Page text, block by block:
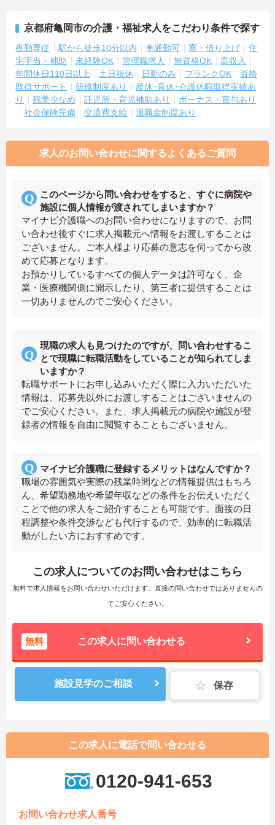
京都府亀岡市の介護・福祉求人をこだわり条件で探す
夜勤専従 駅から徒歩10分以内 車通勤可 寮・借り上げ
住
宅手当・補助
未経験OK 管理職求人 無資格OK
高収入
年間休日110日以上
土日祝休 日勤のみ ブランクOK
資格
取得サポート
研修制度あり
産休･育休･介護休暇取得実績あ
り
残業少なめ 託児所・育児補助あり
ボーナス・賞与あり
社会保険完備
交通費支給 退職金制度あり
求人のお問い合わせに関するよくあるご質問
このページから問い合わせをすると、すぐに病院や
施設に個人情報が渡されてしまいますか？
マイナビ介護職へのお問い合わせになりますので、お問
い合わせ後すぐに求人掲載元へ情報をお渡しすることは
ございません。ご本人様より応募の意志を伺ってから改
めて応募となります。
お預かりしているすべての個人データは許可なく、企
業・医療機関側に開示したり、第三者に提供することは
一切ありませんのでご安心ください。
現職の求人も見つけたのですが、問い合わせするこ
とで現職に転職活動をしていることが知られてしま
いますか？
転職サポートにお申し込みいただく際に入力いただいた
情報は、応募先以外にお渡しすることはございませんの
でご安心ください。また、求人掲載元の病院や施設が登
録者の情報を自由に閲覧することもございません。
マイナビ介護職に登録するメリットはなんですか？
職場の雰囲気や実際の残業時間などの情報提供はもちろ
ん、希望勤務地や希望年収などの条件をお伝えいただく
ことで他の求人をご紹介することも可能です。面接の日
程調整や条件交渉なども代行するので、効率的に転職活
動がしたい方におすすめです。
この求人についてのお問い合わせはこちら
無料で求人情報をお問い合わせいただけます。直接の問い合わせではありませんの
でご安心ください。
無料 この求人に問い合わせる
施設見学のご相談 保存
この求人に電話で問い合わせる
0120-941-653
お問い合わせ求人番号